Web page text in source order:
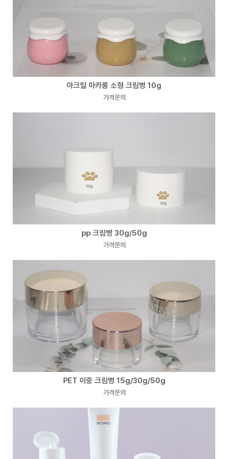
아크릴 마카롱 소형 크림병 10g
가격문의
pp 크림병 30g/50g
가격문의
PET 이중 크림병 15g/30g/50g
가격문의